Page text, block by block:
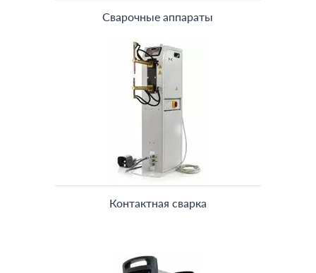
Сварочные аппараты
Контактная сварка